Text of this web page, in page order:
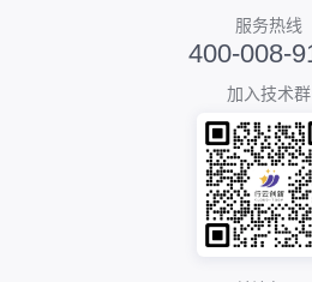
服务热线
400-008-
加入技术群